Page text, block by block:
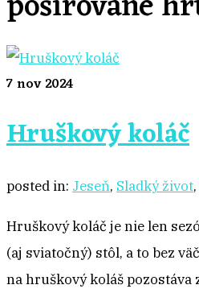
7nov 2024
Hruškový koláč
posted in: Jeseň, Sladký život,
Hruškový koláč je nie len
(aj sviatočný) stôl, a to bez
na hruškový koláš